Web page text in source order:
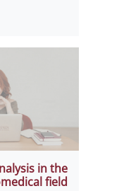
in the
field